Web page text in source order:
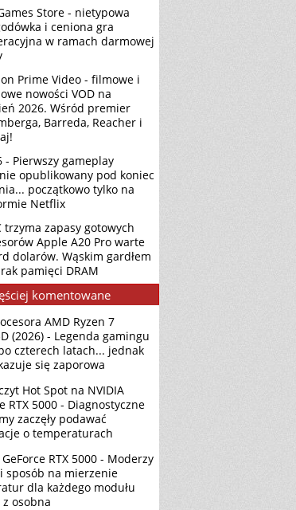
Store - nietypowa
i ceniona gra
w ramach darmowej
Prime Video - filmowe i
nowości VOD na
2026. Wśród premier
Barreda, Reacher i
- Pierwszy gameplay
opublikowany pod koniec
początkowo tylko na
Netflix
trzyma zapasy gotowych
Apple A20 Pro warte
dolarów. Wąskim gardłem
pamięci DRAM
komentowane
AMD Ryzen 7
(2026) - Legenda gamingu
czterech latach... jednak
się zaporowa
Hot Spot na NVIDIA
RTX 5000 - Diagnostyczne
zaczęły podawać
o temperaturach
GeForce RTX 5000 - Moderzy
sposób na mierzenie
dla każdego modułu
z osobna